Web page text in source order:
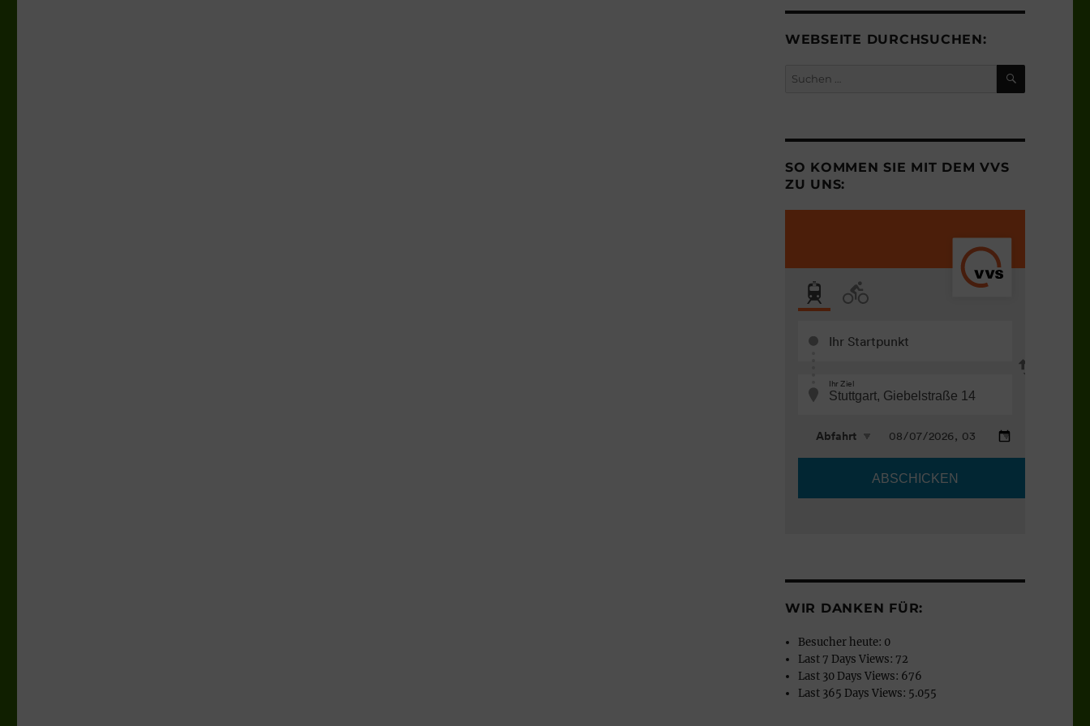
WEBSEITE DURCHSUCHEN:
Suchen
SUCHEN
SO KOMMEN SIE MIT DEM VVS
ZU UNS:
WIR DANKEN FÜR:
Besucher heute: 0
Last 7 Days Views: 72
Last 30 Days Views: 676
Last 365 Days Views: 5.055